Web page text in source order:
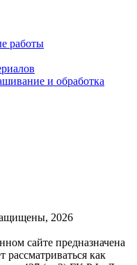
работы
и обработка
2026
сайте предназначена
рассматриваться как